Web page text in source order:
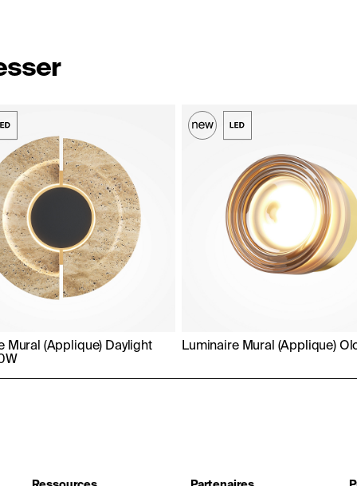
Mural (Applique) Daylight
Luminaire Mural (Applique)